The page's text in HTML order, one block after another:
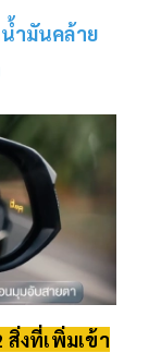
ำมันคล้าย
สิ่งที่เพิ่มเข้า